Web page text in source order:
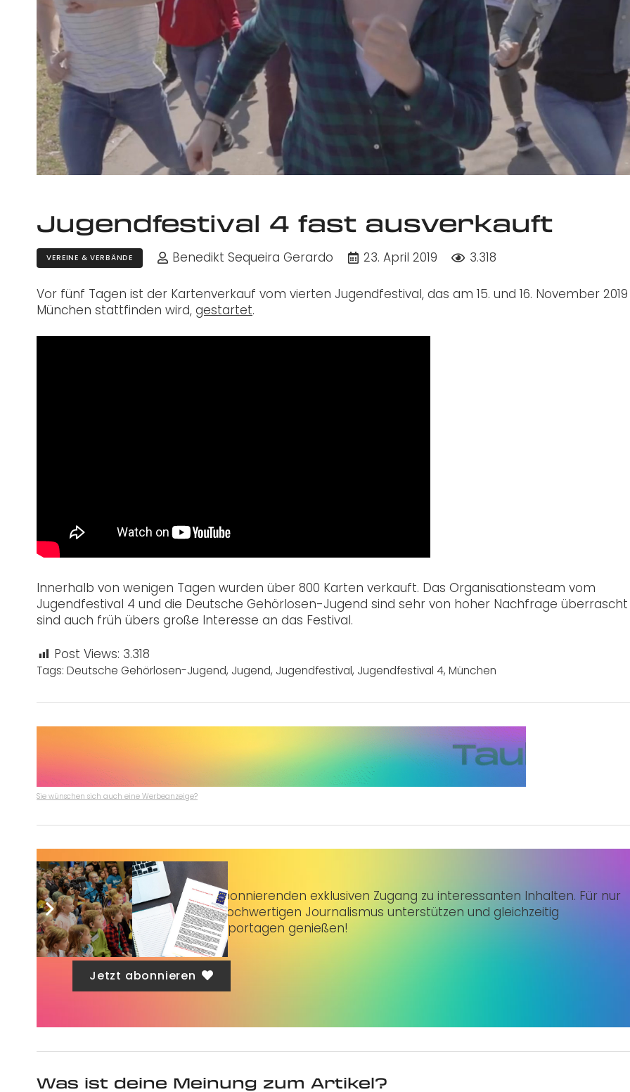
Jugendfestival 4 fast ausverkauft
VEREINE & VERBÄNDE Benedikt Sequeira Gerardo 23. April 2019 3.318
Vor fünf Tagen ist der Kartenverkauf vom vierten Jugendfestival, das am 15. und 16. November
München stattfinden wird, gestartet.
Innerhalb von wenigen Tagen wurden über 800 Karten verkauft. Das Organisationsteam vom
Jugendfestival 4 und die Deutsche Gehörlosen-Jugend sind sehr von hoher Nachfrage
sind auch früh übers große Interesse an das Festival.
Post Views: 3.318
Tags: Deutsche Gehörlosen-Jugend, Jugend, Jugendfestival, Jugendfestival 4, München
Sie wünschen sich auch eine Werbeanzeige?
Taubenschlag+ bietet Abonnierenden exklusiven Zugang zu interessanten Inhalten. Für nur
3 € im Monat kannst du hochwertigen Journalismus unterstützen und gleichzeitig
erstklassige Artikel und Reportagen genießen!
Jetzt abonnieren
Was ist deine Meinung zum Artikel?